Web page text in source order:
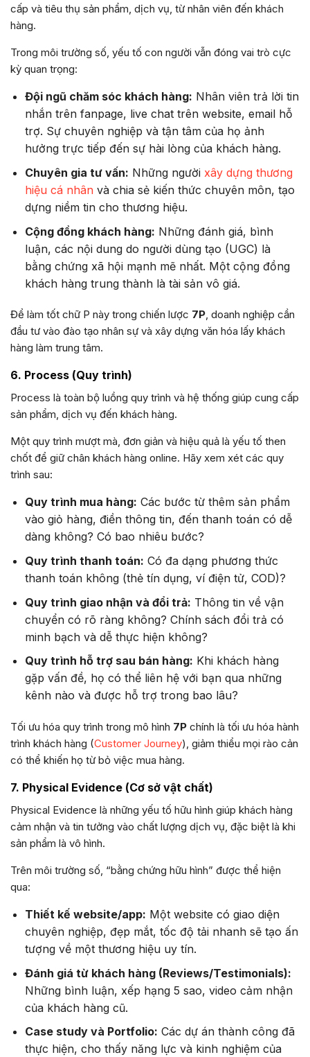
cấp và tiêu thụ sản phẩm, dịch vụ, từ nhân viên đến khách
hàng.
Trong môi trường số, yếu tố con người vẫn đóng vai trò cực
kỳ quan trọng:
Đội ngũ chăm sóc khách hàng: Nhân viên trả lời tin
nhắn trên fanpage, live chat trên website, email hỗ
trợ. Sự chuyên nghiệp và tận tâm của họ ảnh
hưởng trực tiếp đến sự hài lòng của khách hàng.
Chuyên gia tư vấn: Những người xây dựng thương
hiệu cá nhânvà chia sẻ kiến thức chuyên môn, tạo
dựng niềm tin cho thương hiệu.
Cộng đồng khách hàng: Những đánh giá, bình
luận, các nội dung do người dùng tạo (UGC) là
bằng chứng xã hội mạnh mẽ nhất. Một cộng đồng
khách hàng trung thành là tài sản vô giá.
Để làm tốt chữ P này trong chiến lược 7P, doanh nghiệp cần
đầu tư vào đào tạo nhân sự và xây dựng văn hóa lấy khách
hàng làm trung tâm.
6. Process (Quy trình)
Process là toàn bộ luồng quy trình và hệ thống giúp cung cấp
sản phẩm, dịch vụ đến khách hàng.
Một quy trình mượt mà, đơn giản và hiệu quả là yếu tố then
chốt để giữ chân khách hàng online. Hãy xem xét các quy
trình sau:
Quy trình mua hàng: Các bước từ thêm sản phẩm
vào giỏ hàng, điền thông tin, đến thanh toán có dễ
dàng không? Có bao nhiêu bước?
Quy trình thanh toán: Có đa dạng phương thức
thanh toán không (thẻ tín dụng, ví điện tử, COD)?
Quy trình giao nhận và đổi trả: Thông tin về vận
chuyển có rõ ràng không? Chính sách đổi trả có
minh bạch và dễ thực hiện không?
Quy trình hỗ trợ sau bán hàng: Khi khách hàng
gặp vấn đề, họ có thể liên hệ với bạn qua những
kênh nào và được hỗ trợ trong bao lâu?
Tối ưu hóa quy trình trong mô hình 7P chính là tối ưu hóa hành
trình khách hàng (Customer Journey), giảm thiểu mọi rào cản
có thể khiến họ từ bỏ việc mua hàng.
7. Physical Evidence (Cơ sở vật chất)
Physical Evidence là những yếu tố hữu hình giúp khách hàng
cảm nhận và tin tưởng vào chất lượng dịch vụ, đặc biệt là khi
sản phẩm là vô hình.
Trên môi trường số, “bằng chứng hữu hình” được thể hiện
qua:
Thiết kế website/app: Một website có giao diện
chuyên nghiệp, đẹp mắt, tốc độ tải nhanh sẽ tạo ấn
tượng về một thương hiệu uy tín.
Đánh giá từ khách hàng (Reviews/Testimonials):
Những bình luận, xếp hạng 5 sao, video cảm nhận
của khách hàng cũ.
Case study và Portfolio: Các dự án thành công đã
thực hiện, cho thấy năng lực và kinh nghiệm của